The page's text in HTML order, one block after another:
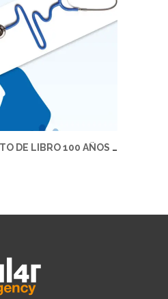
DÍPTICO CON PUNTO DE LIBRO 100 AÑOS MUTUAL MÉDICA – MUTUAL MÉDICA